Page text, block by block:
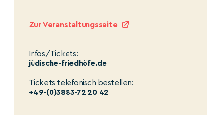
Zur Veranstaltungsseite
Infos/Tickets:
jüdische-friedhöfe.de
Tickets telefonisch bestellen:
+49-(0)3883-72 20 42